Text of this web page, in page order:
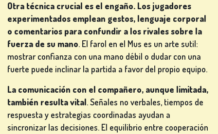
Otra técnica crucial es el engaño. Los jugadores
experimentados emplean gestos, lenguaje corporal
o comentarios para confundir a los rivales sobre la
fuerza de su mano. El farol en el Mus es un arte sutil:
mostrar confianza con una mano débil o dudar con una
fuerte puede inclinar la partida a favor del propio equipo.
La comunicación con el compañero, aunque limitada,
también resulta vital. Señales no verbales, tiempos de
respuesta y estrategias coordinadas ayudan a
sincronizar las decisiones. El equilibrio entre cooperación